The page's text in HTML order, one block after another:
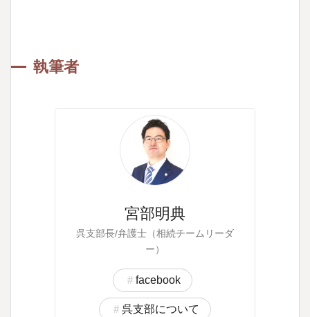
執筆者
宮部明典
呉支部長/弁護士（相続チームリーダ
ー）
facebook
呉支部について